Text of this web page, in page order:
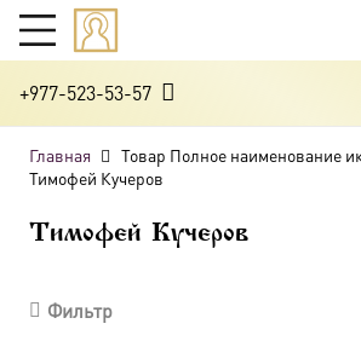
+977-523-53-57
Главная
Товар Полное наименование
Тимофей Кучеров
Тимофей Кучеров
Фильтр